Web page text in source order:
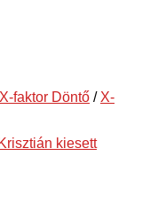
X-faktor Döntő / X-
kiesett